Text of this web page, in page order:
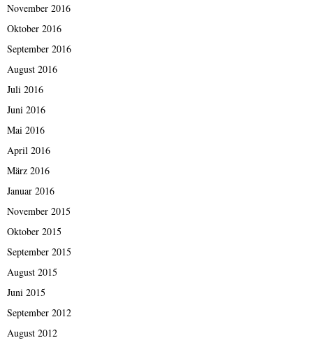
November 2016
Oktober 2016
September 2016
August 2016
Juli 2016
Juni 2016
Mai 2016
April 2016
März 2016
Januar 2016
November 2015
Oktober 2015
September 2015
August 2015
Juni 2015
September 2012
August 2012